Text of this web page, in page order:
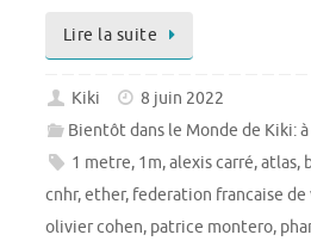
Lire la suite
Kiki
8 juin 2022
Bientôt dans le Monde de Kiki:
1 metre, 1m,alexis carré,atlas,
cnhr,ether, federation francaise de
olivier cohen, patrice montero,